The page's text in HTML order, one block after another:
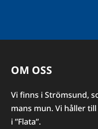
OM OSS
Vi finns i Strömsund,
mans mun. Vi håller
i ”Flata”.